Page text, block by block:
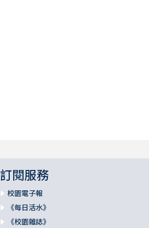
訂閱服務
校園電子報
《每日活水》
《校園雜誌》